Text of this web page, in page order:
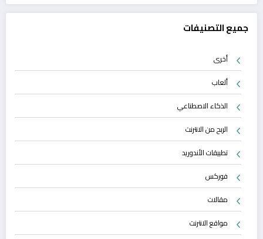
جميع التصنيفات
أخرى
ألعاب
الذكاء الاصطناعي
الربح من الانترنت
تطبيقات الأندوريد
فوركس
مقالات
مواقع الانترنت